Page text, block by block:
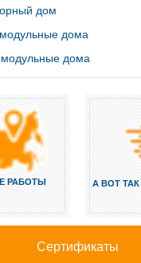
дом
дома
дома
РАБОТЫ А ВОТ
Сертификаты